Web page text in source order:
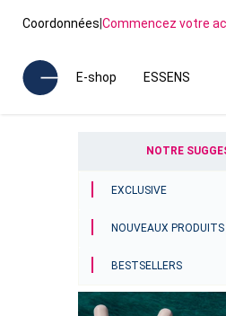
Coordonnées|Commencez votre
E-shop ESSENS
NOTRE
EXCLUSIVE
NOUVEAUX PRODUITS
BESTSELLERS